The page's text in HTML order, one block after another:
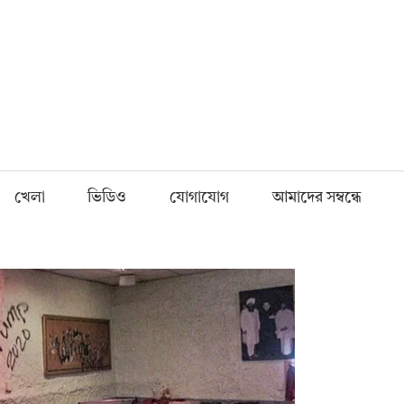
খেলা ভিডিও যোগাযোগ আমাদের সম্বন্ধে